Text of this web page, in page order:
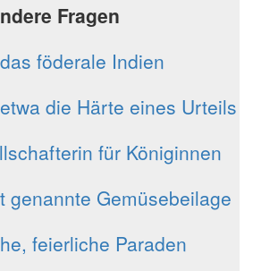
Fragen
föderale Indien
die Härte eines Urteils
für Königinnen
genannte Gemüsebeilage
feierliche Paraden